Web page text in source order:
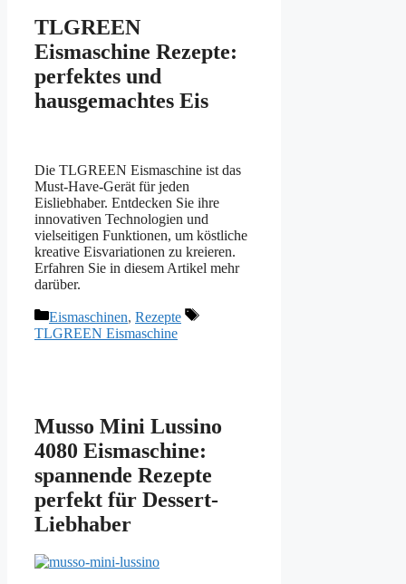
TLGREEN
Eismaschine Rezepte:
perfektes und
hausgemachtes Eis
Die TLGREEN Eismaschine ist das
Must-Have-Gerät für jeden
Eisliebhaber. Entdecken Sie ihre
innovativen Technologien und
vielseitigen Funktionen, um köstliche
kreative Eisvariationen zu kreieren.
Erfahren Sie in diesem Artikel mehr
darüber.
Kategorien
Eismaschinen, Rezepte
Schlagwörter
TLGREEN Eismaschine
Musso Mini Lussino
4080 Eismaschine:
spannende Rezepte
perfekt für Dessert-
Liebhaber